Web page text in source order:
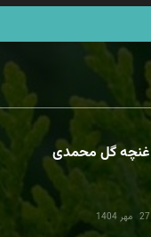
غنچه گل محمدی
27 مهر 1404